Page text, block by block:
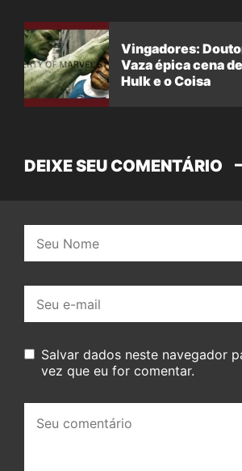
Vingadores:
Vaza épica cena
Hulk e o Coisa
DEIXE SEU COMENTÁRIO
mail:
Salvar dados neste navegador
vez que eu for comentar.
comentário: